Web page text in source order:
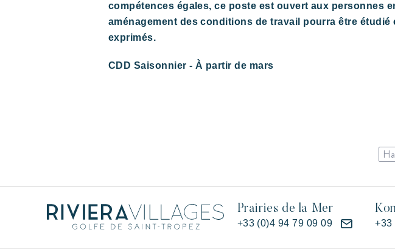
compétences égales, ce poste est ouvert aux personnes
aménagement des conditions de travail pourra être
exprimés.
CDD Saisonnier - À partir de mars
Prairies de la Mer
+33 (0)4 94 79 09 09 +33